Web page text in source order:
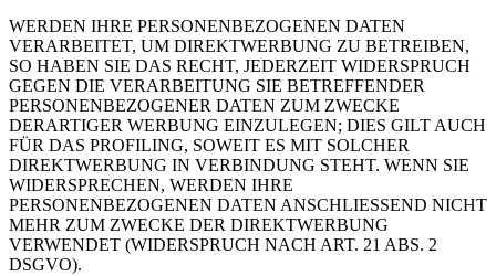
WERDEN IHRE PERSONENBEZOGENEN DATEN
VERARBEITET, UM DIREKTWERBUNG ZU BETREIBEN,
SO HABEN SIE DAS RECHT, JEDERZEIT WIDERSPRUCH
GEGEN DIE VERARBEITUNG SIE BETREFFENDER
PERSONENBEZOGENER DATEN ZUM ZWECKE
DERARTIGER WERBUNG EINZULEGEN; DIES GILT AUCH
FÜR DAS PROFILING, SOWEIT ES MIT SOLCHER
DIREKTWERBUNG IN VERBINDUNG STEHT. WENN SIE
WIDERSPRECHEN, WERDEN IHRE
PERSONENBEZOGENEN DATEN ANSCHLIESSEND NICHT
MEHR ZUM ZWECKE DER DIREKTWERBUNG
VERWENDET (WIDERSPRUCH NACH ART. 21 ABS. 2
DSGVO).